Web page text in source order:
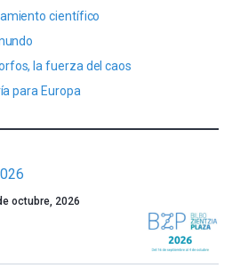
científico
la fuerza del caos
para Europa
octubre, 2026